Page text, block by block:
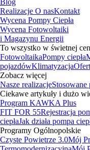
Blog
Realizacje O nasKontakt
Wycena Pompy Ciepła
Wycena Fotowoltaiki
i Magazynu Energii
To wszystko w świetnej
FotowoltaikaPompy ciepła
pojazdówKlimatyzacja
Zobacz więcej
Nasze realizacjeStosowane
Ciekawe artykuły i dużo
Program KAWKA Plus
FIT FOR 55Rejestracja
ciepłaJak działa pompa
Programy Ogólnopolskie
Czyste Powietrze 3.0Mój